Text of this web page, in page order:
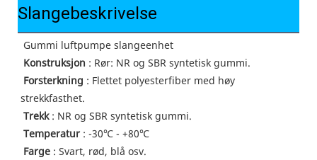
Slangebeskrivelse
Gummi luftpumpe slangeenhet
Konstruksjon : Rør: NR og SBR syntetisk gummi.
Forsterkning : Flettet polyesterfiber med høy
strekkfasthet.
Trekk : NR og SBR syntetisk gummi.
Temperatur : -30℃ - +80℃
Farge : Svart, rød, blå osv.